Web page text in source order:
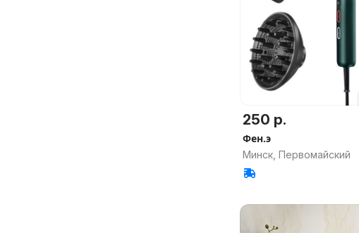
250 р.
Фен.э
Минск, Первомайский